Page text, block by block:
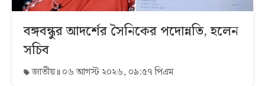
বঙ্গবন্ধুর আদর্শের সৈনিকের পদোন্নতি, হলেন
সচিব
জাতীয় ০৬ আগস্ট ২০২৬, ০৯:৫৭ পিএম